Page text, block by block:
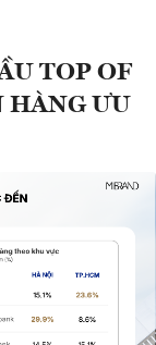
TOP OF
HÀNG ƯU